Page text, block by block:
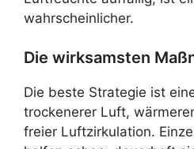
wahrscheinlicher.
Die wirksamsten
Die beste Strategie ist
trockenerer Luft,
freier Luftzirkulation.